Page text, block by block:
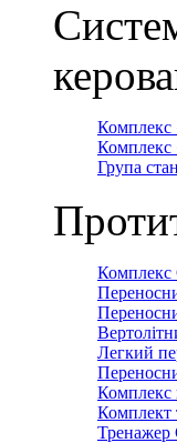
Група
Легкий
Комплекс
Комплект